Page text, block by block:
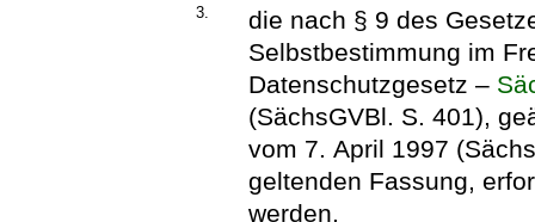
3.
die nach § 9 des
Selbstbestimmung im
Datenschutzgesetz –
(SächsGVBl. S. 401),
vom 7. April 1997
geltenden Fassung,
werden.